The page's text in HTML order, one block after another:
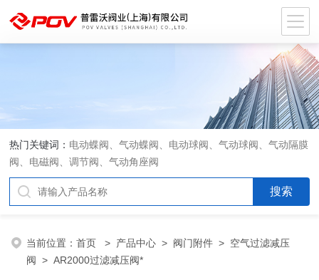
热门关键词： 电动蝶阀、气动蝶阀、电动球阀、气动球阀、气动隔膜
阀、电磁阀、调节阀、气动角座阀
当前位置：首页 > 产品中心 > 阀门附件 > 空气过滤减压
阀 > AR2000过滤减压阀*